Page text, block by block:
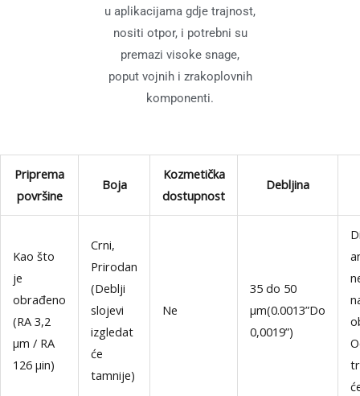
u aplikacijama gdje trajnost,
nositi otpor, i potrebni su
premazi visoke snage,
poput vojnih i zrakoplovnih
komponenti.
Priprema
površine
Boja
Kozmetička
dostupnost
Debljina
Kao što
je
obrađeno
(RA 3,2
μm / RA
126 μin)
Crni,
Prirodan
(Deblji
slojevi
izgledat
će
tamnije)
Ne
35 do 50
μm(0.0013”Do
0,0019”)